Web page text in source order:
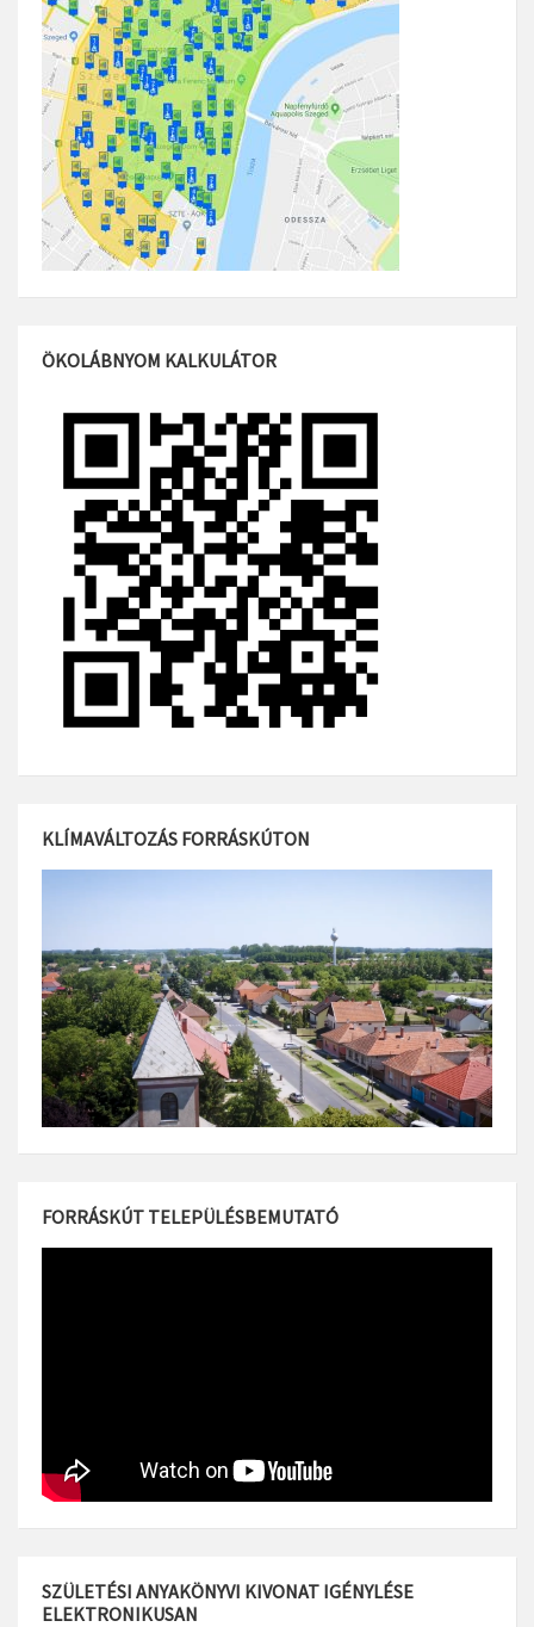
ÖKOLÁBNYOM KALKULÁTOR
KLÍMAVÁLTOZÁS FORRÁSKÚTON
FORRÁSKÚT TELEPÜLÉSBEMUTATÓ
SZÜLETÉSI ANYAKÖNYVI KIVONAT IGÉNYLÉSE
ELEKTRONIKUSAN